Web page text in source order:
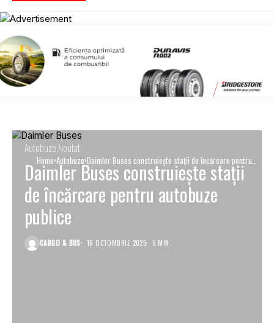
Home Autobuze Daimler Buses construiește stații de încărcare pentru
autobuze publice
Autobuze Noutati
Daimler Buses construiește stații
de încărcare pentru autobuze
publice
CARGO & BUS 16 OCTOMBRIE 2025 5 MIN.